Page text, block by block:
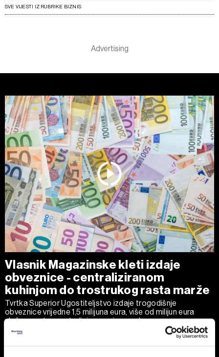
SVE VIJESTI IZ RUBRIKE BIZNIS
Vlasnik Magazinske kleti izdaje
obveznice - centraliziranom
kuhinjom do trostrukog rasta marže
Tvrtka Superior Ugostiteljstvo izdaje trogodišnje
obveznice vrijedne 1,5 milijuna eura, više od milijun eura
ulažu u sustav centralizirane pripreme hrane.